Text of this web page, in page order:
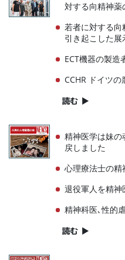
対する向精神薬
若者に対する向
引き起こした展
ECT機器の製造
CCHR ドイツ
読む ▶
精神医学は妹の
戻しました
心理療法士の精
退役軍人を精神
精神科医､性的
読む ▶